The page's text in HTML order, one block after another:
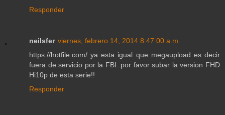
Responder
neilsfer viernes, febrero 14, 2014 8:47:00 a.m.
https://hotfile.com/ ya esta igual que megaupload es decir
fuera de servicio por la FBI. por favor subar la version FHD
Hi10p de esta serie!!
Responder